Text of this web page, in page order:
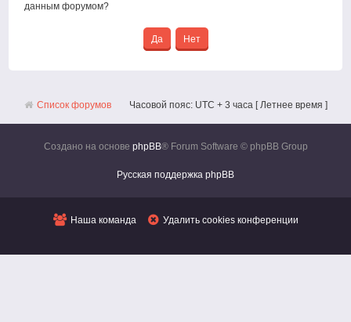
данным форумом?
Список форумов Часовой пояс: UTC + 3 часа [ Летнее время ]
Создано на основе phpBB® Forum Software © phpBB Group
Русская поддержка phpBB
Наша команда Удалить cookies конференции